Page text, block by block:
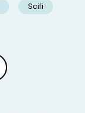
Scifi